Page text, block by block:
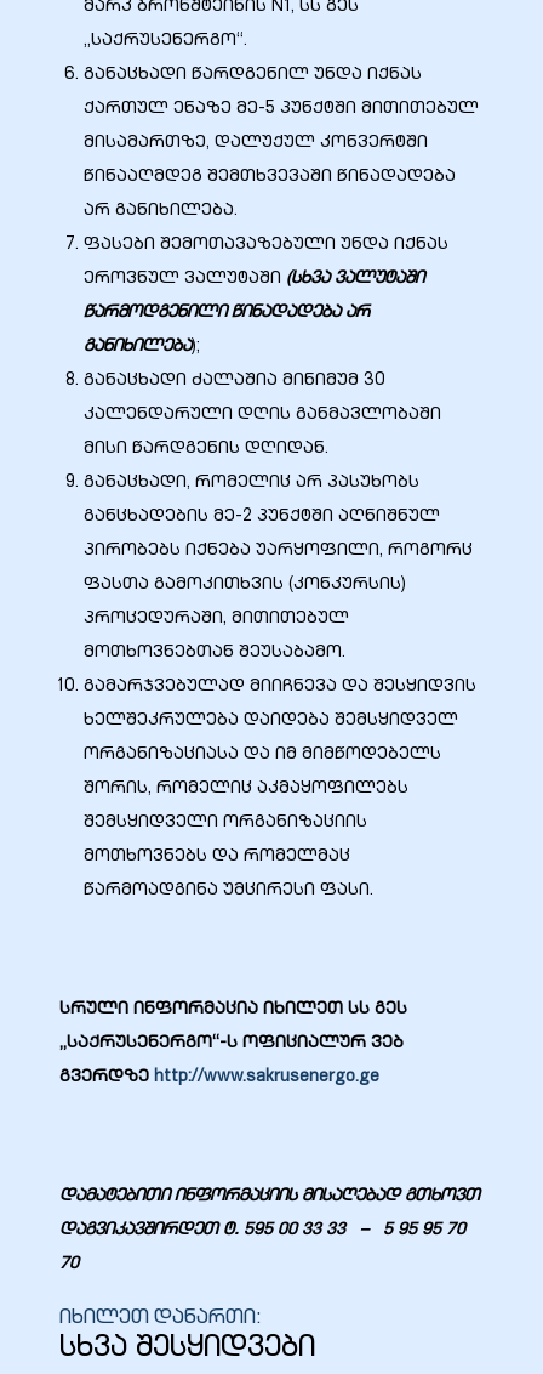
მარკ ბრონშტეინის N1, სს გეს
„საქრუსენერგო“.
განაცხადი წარდგენილ უნდა იქნას
ქართულ ენაზე მე-5 პუნქტში მითითებულ
მისამართზე, დალუქულ კონვერტში
წინააღმდეგ შემთხვევაში წინადადება
არ განიხილება.
ფასები შემოთავაზებული უნდა იქნას
ეროვნულ ვალუტაში (სხვა ვალუტაში
წარმოდგენილი წინადადება არ
განიხილება);
განაცხადი ძალაშია მინიმუმ 30
კალენდარული დღის განმავლობაში
მისი წარდგენის დღიდან.
განაცხადი, რომელიც არ პასუხობს
განცხადების მე-2 პუნქტში აღნიშნულ
პირობებს იქნება უარყოფილი, როგორც
ფასთა გამოკითხვის (კონკურსის)
პროცედურაში, მითითებულ
მოთხოვნებთან შეუსაბამო.
გამარჯვებულად მიიჩნევა და შესყიდვის
ხელშეკრულება დაიდება შემსყიდველ
ორგანიზაციასა და იმ მიმწოდებელს
შორის, რომელიც აკმაყოფილებს
შემსყიდველი ორგანიზაციის
მოთხოვნებს და რომელმაც
წარმოადგინა უმცირესი ფასი.
სრული ინფორმაცია იხილეთ სს გეს
„საქრუსენერგო“-ს ოფიციალურ ვებ
გვერდზე http://www.sakrusenergo.ge
დამატებითი ინფორმაციის მისაღებად გთხოვთ
დაგვიკავშირდეთ ტ. 595 00 33 33 – 5 95 95 70
70
იხილეთ დანართი:
სხვა შესყიდვები